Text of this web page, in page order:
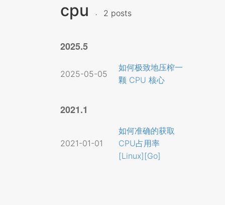
cpu 2 posts
2025.5
2025-05-05
如何极致地压榨一
颗 CPU 核心
2021.1
2021-01-01
如何准确的获取
CPU占用率
[Linux][Go]